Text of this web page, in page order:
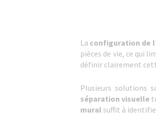
La configuration de
pièces de vie, ce qui
définir clairement
Plusieurs solutions
séparation visuelle
mural suffit à